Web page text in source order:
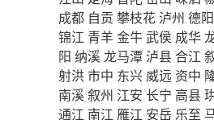
成都 自贡 攀枝花 泸州 德阳
锦江 青羊金牛武侯 成华
阳 纳溪龙马潭 泸县合江
射洪市中 东兴 威远 资中
南溪叙州 江安 长宁 高县
通江 南江 雁江 安岳 乐至